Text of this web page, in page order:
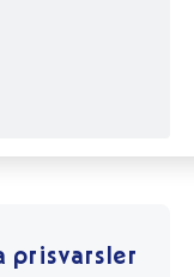
prisvarsler